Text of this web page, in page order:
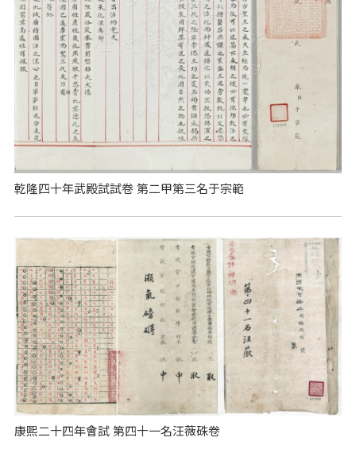
乾隆四十年武殿試試卷 第二甲第三名于宗範
康熙二十四年會試 第四十一名汪薇硃卷